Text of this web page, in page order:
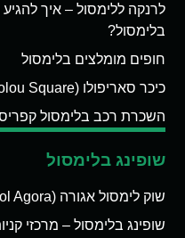
לרנקה ללימסול – איך
בלימסול?
חופים מומלצים בלימסול
כיכר סאריפולו (Saripolou Square) בלימסול
השכרת רכב בלימסול
שופינג בלימסול
שוק לימסול אגורה (Limassol Agora)
שופינג בלימסול – מרכזי